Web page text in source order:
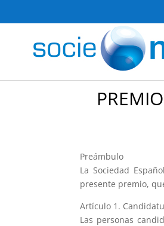
Preámbulo
La Sociedad
presente premio,
Artículo 1.
Las personas